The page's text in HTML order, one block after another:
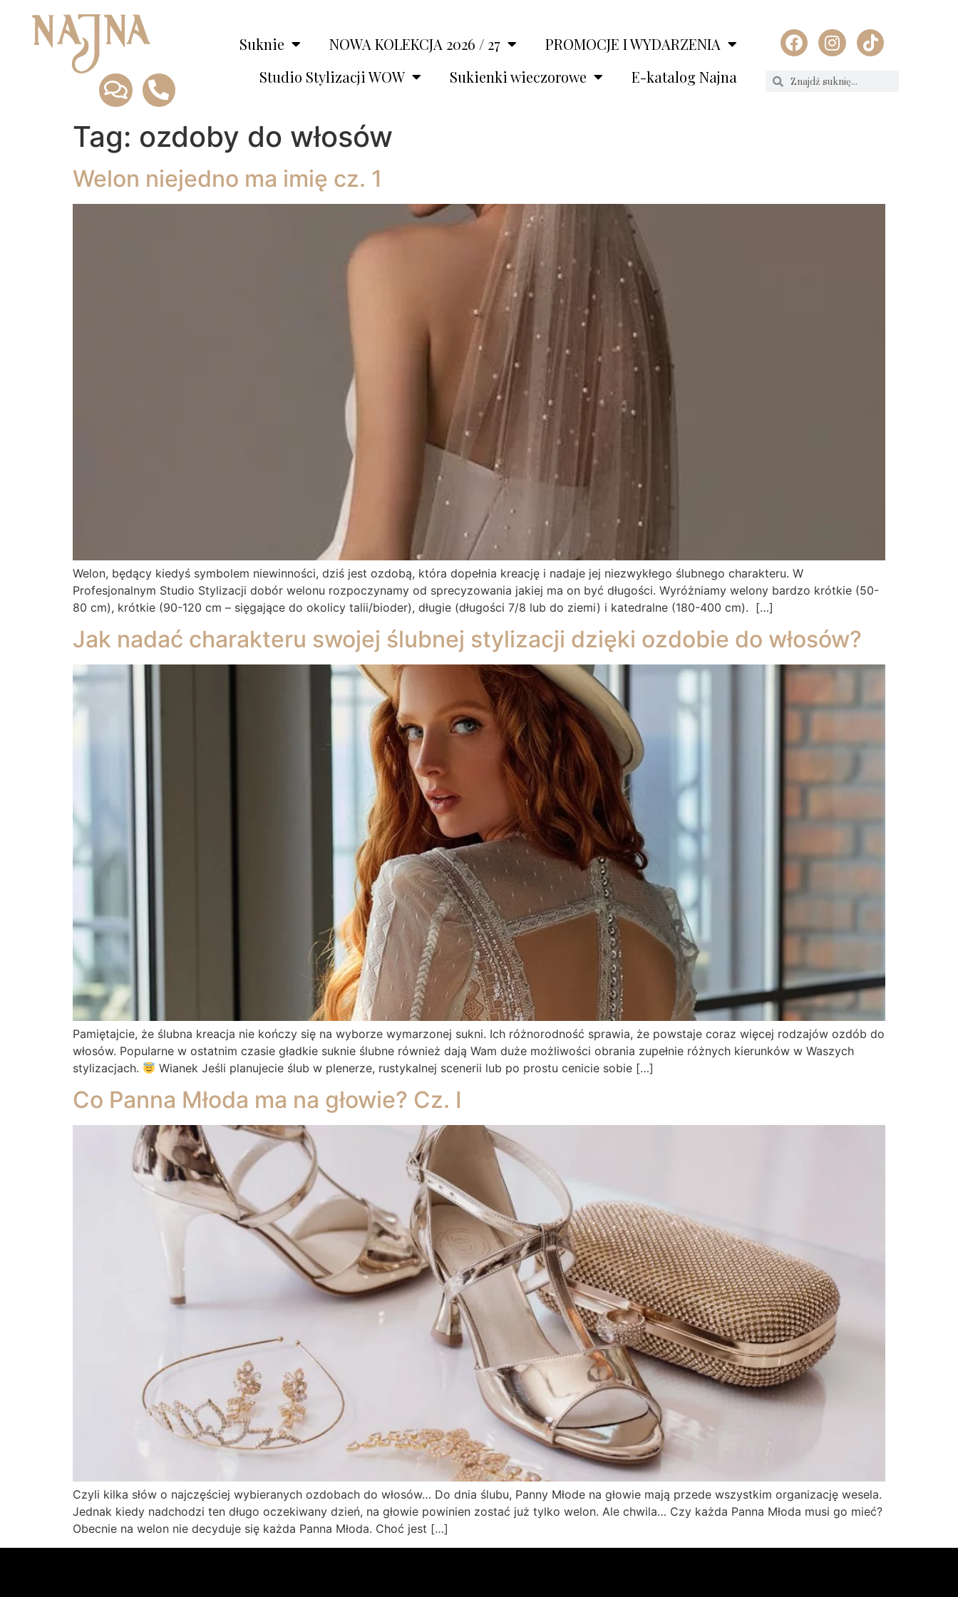
Suknie NOWA KOLEKCJA 2026 / 27
PROMOCJE I WYDARZENIA
Studio Stylizacji WOW
Sukienki wieczorowe E-katalog Najna
Tag: ozdoby do włosów
Welon niejedno ma imię cz. 1
Welon, będący kiedyś symbolem niewinności, dziś jest ozdobą, która dopełnia kreację i nadaje jej niezwykłego ślubnego charakteru. W
Profesjonalnym Studio Stylizacji dobór welonu rozpoczynamy od sprecyzowania jakiej ma on być długości. Wyróżniamy welony bardzo krótkie (50-
80 cm), krótkie (90-120 cm – sięgające do okolicy talii/bioder), długie (długości 7/8 lub do ziemi) i katedralne (180-400 cm). […]
Jak nadać charakteru swojej ślubnej stylizacji dzięki ozdobie do włosów?
Pamiętajcie, że ślubna kreacja nie kończy się na wyborze wymarzonej sukni. Ich różnorodność sprawia, że powstaje coraz więcej rodzajów ozdób do
włosów. Popularne w ostatnim czasie gładkie suknie ślubne również dają Wam duże możliwości obrania zupełnie różnych kierunków w Waszych
stylizacjach.
Wianek Jeśli planujecie ślub w plenerze, rustykalnej scenerii lub po prostu cenicie sobie […]
Co Panna Młoda ma na głowie? Cz. I
Czyli kilka słów o najczęściej wybieranych ozdobach do włosów… Do dnia ślubu, Panny Młode na głowie mają przede wszystkim organizację wesela.
Jednak kiedy nadchodzi ten długo oczekiwany dzień, na głowie powinien zostać już tylko welon. Ale chwila… Czy każda Panna Młoda musi go mieć?
Obecnie na welon nie decyduje się każda Panna Młoda. Choć jest […]